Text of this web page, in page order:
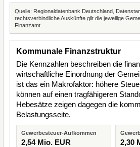
Quelle: Regionaldatenbank Deutschland,
rechtsverbindliche Auskünfte gilt die jeweilige
Finanzamt.
Kommunale Finanzstruktur
Die Kennzahlen beschreiben die
wirtschaftliche Einordnung der
ist das ein Makrofaktor: höhere
können auf einen tragfähigeren
Hebesätze zeigen dagegen die
Belastungsseite.
Gewerbesteuer-Aufkommen
2,54 Mio. EUR 2,30